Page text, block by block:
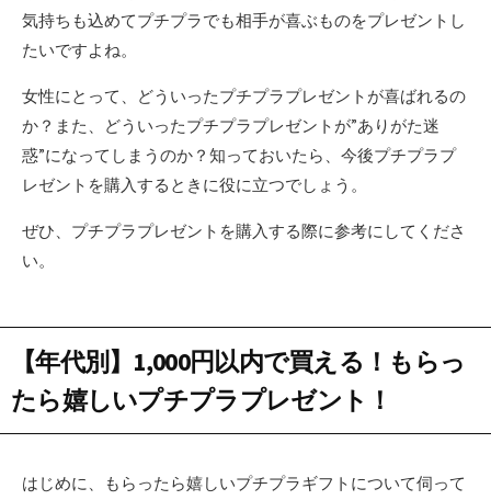
気持ちも込めてプチプラでも相手が喜ぶものをプレゼントし
たいですよね。
女性にとって、どういったプチプラプレゼントが喜ばれるの
か？また、どういったプチプラプレゼントが”ありがた迷
惑”になってしまうのか？知っておいたら、今後プチプラプ
レゼントを購入するときに役に立つでしょう。
ぜひ、プチプラプレゼントを購入する際に参考にしてくださ
い。
【年代別】1,000円以内で買える！もらっ
たら嬉しいプチプラプレゼント！
はじめに、もらったら嬉しいプチプラギフトについて伺って